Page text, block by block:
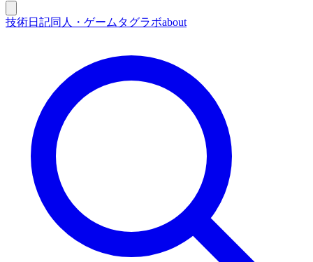
技術日記同人・ゲーム タグラボabout